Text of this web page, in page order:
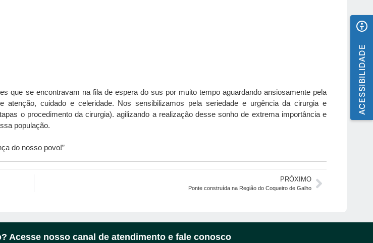
que se encontravam na fila de espera do sus por muito tempo aguardando ansiosamente pela
cuidado e celeridade. Nos sensibilizamos pela seriedade e urgência da cirurgia e
o procedimento da cirurgia). agilizando a realização desse sonho de extrema importância e
população.
do nosso povo!”
PRÓXIMO
Ponte construída na Região do Coqueiro de Galho
Acesse nosso canal de atendimento e fale conosco
ACESSIBILIDADE